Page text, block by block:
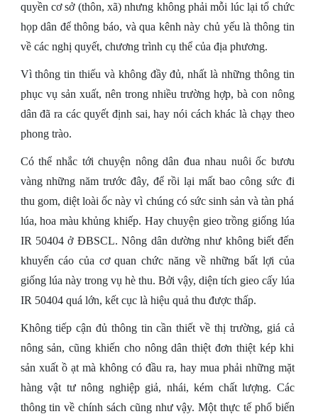
quyền cơ sở (thôn, xã) nhưng không phải mỗi lúc lại tổ chức
họp dân để thông báo, và qua kênh này chủ yếu là thông tin
về các nghị quyết, chương trình cụ thể của địa phương.
Vì thông tin thiếu và không đầy đủ, nhất là những thông tin
phục vụ sản xuất, nên trong nhiều trường hợp, bà con nông
dân đã ra các quyết định sai, hay nói cách khác là chạy theo
phong trào.
Có thể nhắc tới chuyện nông dân đua nhau nuôi ốc bươu
vàng những năm trước đây, để rồi lại mất bao công sức đi
thu gom, diệt loài ốc này vì chúng có sức sinh sản và tàn phá
lúa, hoa màu khủng khiếp. Hay chuyện gieo trồng giống lúa
IR 50404 ở ĐBSCL. Nông dân dường như không biết đến
khuyến cáo của cơ quan chức năng về những bất lợi của
giống lúa này trong vụ hè thu. Bởi vậy, diện tích gieo cấy lúa
IR 50404 quá lớn, kết cục là hiệu quả thu được thấp.
Không tiếp cận đủ thông tin cần thiết về thị trường, giá cả
nông sản, cũng khiến cho nông dân thiệt đơn thiệt kép khi
sản xuất ồ ạt mà không có đầu ra, hay mua phải những mặt
hàng vật tư nông nghiệp giả, nhái, kém chất lượng. Các
thông tin về chính sách cũng như vậy. Một thực tế phổ biến